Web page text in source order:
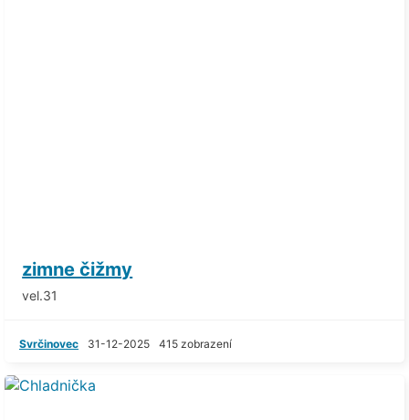
zimne čižmy
vel.31
Svrčinovec 31-12-2025 415 zobrazení